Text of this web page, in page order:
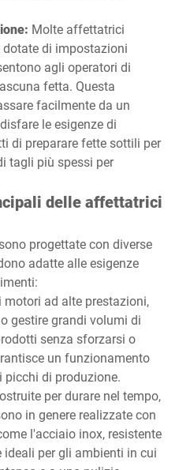
Molte affettatrici
di impostazioni
agli operatori di
fetta. Questa
facilmente da un
le esigenze di
di preparare fette sottili per
tagli più spessi per
delle affettatrici
progettate con diverse
adatte alle esigenze
motori ad alte prestazioni,
gestire grandi volumi di
senza sforzarsi o
un funzionamento
picchi di produzione.
per durare nel tempo,
in genere realizzate con
l'acciaio inox, resistente
ideali per gli ambienti in cui